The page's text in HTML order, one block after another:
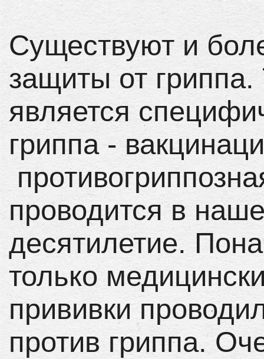
Существуют и
защиты от
является
гриппа -
проводится в
десятилетие.
только
прививки
против гриппа.